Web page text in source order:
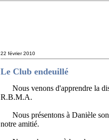
22 février 2010
Le Club endeuillé
Nous venons d'apprendre la
R.B.M.A.
Nous présentons à Danièle son
notre amitié.